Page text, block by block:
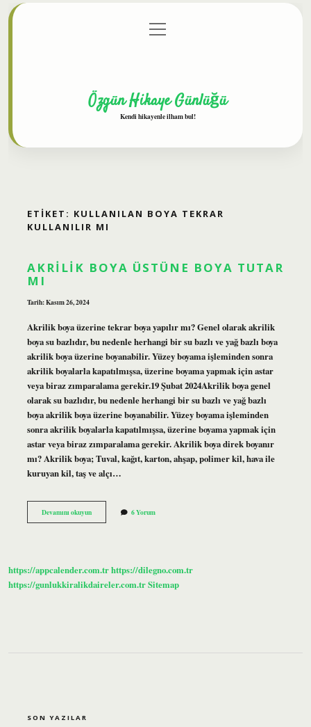
Gizlilik Politikası
menüyü
aç
Özgün Hikaye Günlüğü
Kendi hikayenle ilham bul!
ETIKET: KULLANILAN BOYA TEKRAR
KULLANILIR MI
AKRILIK BOYA ÜSTÜNE BOYA TUTAR
MI
Tarih: Kasım 26, 2024
Akrilik boya üzerine tekrar boya yapılır mı? Genel olarak akrilik
boya su bazlıdır, bu nedenle herhangi bir su bazlı ve yağ bazlı boya
akrilik boya üzerine boyanabilir. Yüzey boyama işleminden sonra
akrilik boyalarla kapatılmışsa, üzerine boyama yapmak için astar
veya biraz zımparalama gerekir.19 Şubat 2024Akrilik boya genel
olarak su bazlıdır, bu nedenle herhangi bir su bazlı ve yağ bazlı
boya akrilik boya üzerine boyanabilir. Yüzey boyama işleminden
sonra akrilik boyalarla kapatılmışsa, üzerine boyama yapmak için
astar veya biraz zımparalama gerekir. Akrilik boya direk boyanır
mı? Akrilik boya; Tuval, kağıt, karton, ahşap, polimer kil, hava ile
kuruyan kil, taş ve alçı…
Devamını okuyunAkrilik
Boya
6 Yorum
https://appcalender.com.trhttps://dilegno.com.tr
https://gunlukkiralikdaireler.com.trSitemap
SON YAZILAR